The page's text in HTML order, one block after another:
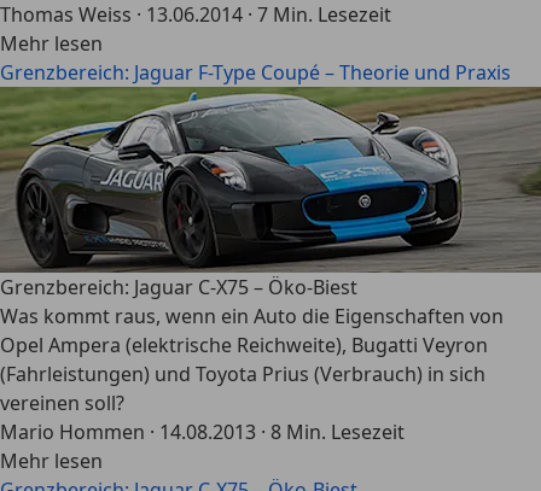
Thomas Weiss · 13.06.2014 · 7 Min. Lesezeit
Mehr lesen
Grenzbereich: Jaguar F-Type Coupé – Theorie und Praxis
Grenzbereich: Jaguar C-X75 – Öko-Biest
Was kommt raus, wenn ein Auto die Eigenschaften von
Opel Ampera (elektrische Reichweite), Bugatti Veyron
(Fahrleistungen) und Toyota Prius (Verbrauch) in sich
vereinen soll?
Mario Hommen · 14.08.2013 · 8 Min. Lesezeit
Mehr lesen